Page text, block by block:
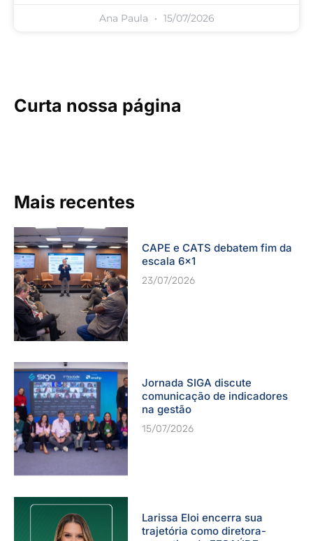
Ana Paula 15/07/2026
Curta nossa página
Mais recentes
CAPE e CATS debatem fim da
escala 6×1
23/07/2026
Jornada SIGA discute
comunicação de indicadores
na gestão
15/07/2026
Larissa Eloi encerra sua
trajetória como diretora-